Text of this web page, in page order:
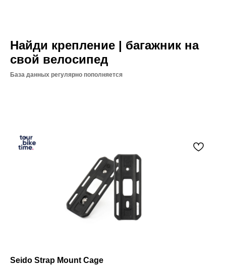
Найди крепление | багажник на
свой велосипед
База данных регулярно пополняется
Seido Strap Mount Cage